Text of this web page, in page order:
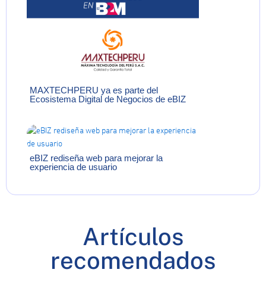
MAXTECHPERU ya es parte del
Ecosistema Digital de Negocios de eBIZ
eBIZ rediseña web para mejorar la
experiencia de usuario
Artículos
recomendados